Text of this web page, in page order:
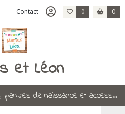
Contact 0 0
et Léon
Articles textiles Zéro Déchet, parures de naissance et accessoires.